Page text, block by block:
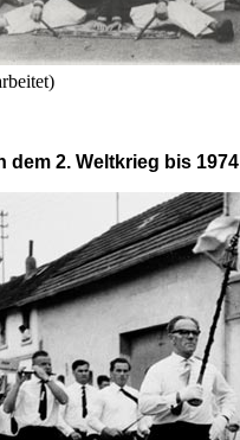
dem 2. Weltkrieg bis 1974